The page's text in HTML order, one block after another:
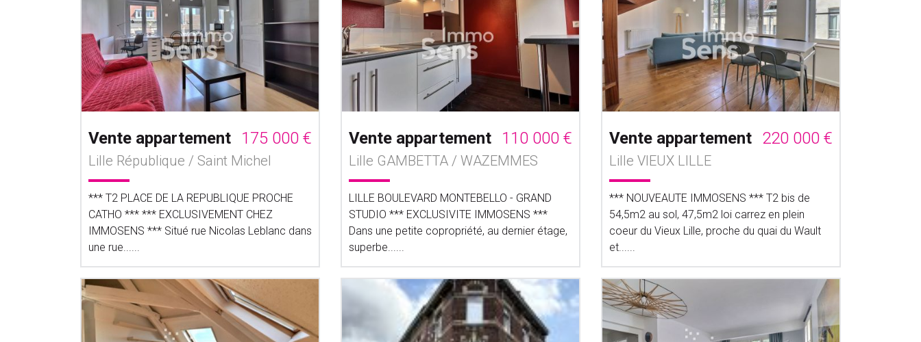
Vente appartement 175 000 €
Lille République / Saint Michel
*** T2 PLACE DE LA REPUBLIQUE PROCHE
CATHO *** *** EXCLUSIVEMENT CHEZ
IMMOSENS *** Situé rue Nicolas Leblanc dans
une rue......
Vente appartement 110 000 €
Lille GAMBETTA / WAZEMMES
LILLE BOULEVARD MONTEBELLO - GRAND
STUDIO *** EXCLUSIVITE IMMOSENS ***
Dans une petite copropriété, au dernier étage,
superbe......
Vente appartement 220 000 €
Lille VIEUX LILLE
*** NOUVEAUTE IMMOSENS *** T2 bis de
54,5m2 au sol, 47,5m2 loi carrez en plein
coeur du Vieux Lille, proche du quai du Wault
et......